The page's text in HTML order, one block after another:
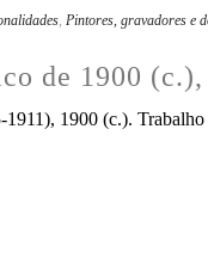
, Pintores, gravadores e
de 1900
1900 (c.).